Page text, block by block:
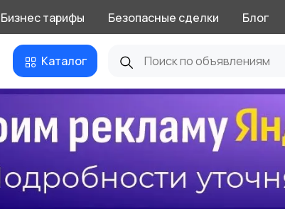
Бизнес тарифы Безопасные сделки Блог
Каталог